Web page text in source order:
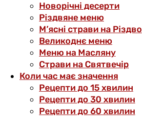
Новорічні десерти
Різдвяне меню
М’ясні страви на Різдво
Великоднє меню
Меню на Масляну
Страви на Святвечір
Коли час має значення
Рецепти до 15 хвилин
Рецепти до 30 хвилин
Рецепти до 60 хвилин